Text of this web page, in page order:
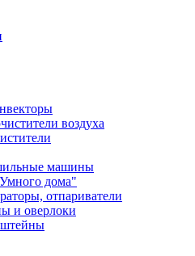
воздуха
машины
дома"
отпариватели
и оверлоки